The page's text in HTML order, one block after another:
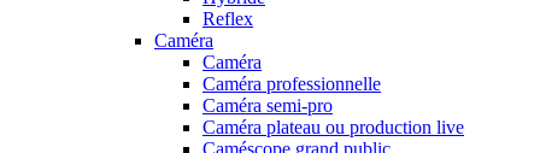
Reflex
Caméra
Caméra
Caméra professionnelle
Caméra semi-pro
Caméra plateau ou production live
Caméscope grand public